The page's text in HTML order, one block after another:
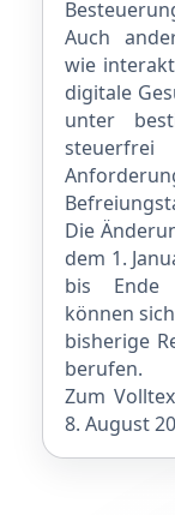
Auch
wie
digitale
unter
Die
dem 1.
bis Ende
können
bisherige
berufen.
Zum
8. August